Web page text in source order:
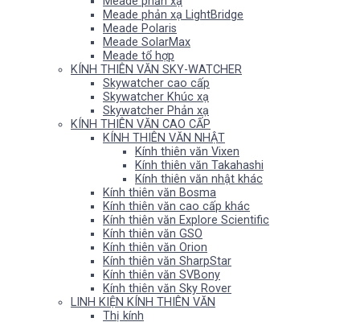
Meade phản xạ LightBridge
Meade Polaris
Meade SolarMax
Meade tổ hợp
KÍNH THIÊN VĂN SKY-WATCHER
Skywatcher cao cấp
Skywatcher Khúc xạ
Skywatcher Phản xạ
KÍNH THIÊN VĂN CAO CẤP
KÍNH THIÊN VĂN NHẬT
Kính thiên văn Vixen
Kính thiên văn Takahashi
Kính thiên văn nhật khác
Kính thiên văn Bosma
Kính thiên văn cao cấp khác
Kính thiên văn Explore Scientific
Kính thiên văn GSO
Kính thiên văn Orion
Kính thiên văn SharpStar
Kính thiên văn SVBony
Kính thiên văn Sky Rover
LINH KIỆN KÍNH THIÊN VĂN
Thị kính